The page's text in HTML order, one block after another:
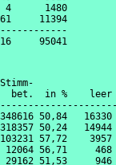
1480
11394
bet.  in %
50,84
50,24
57,72
56,71
51,53